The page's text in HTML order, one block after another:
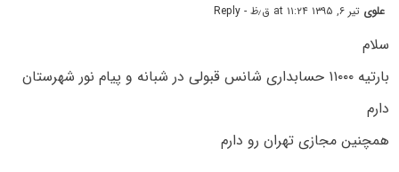
علوی تیر ۶, ۱۳۹۵ at ۱۱:۲۴ ق٫ظ - Reply
سلام
بارتیه ۱۱۰۰۰ حسابداری شانس قبولی در شبانه و پیام نور شهرستان
دارم
همچنین مجازی تهران رو دارم